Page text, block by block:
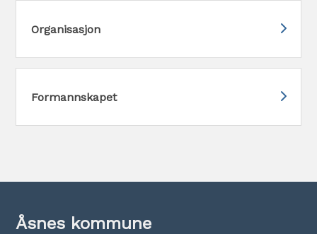
Organisasjon
Formannskapet
Åsnes kommune